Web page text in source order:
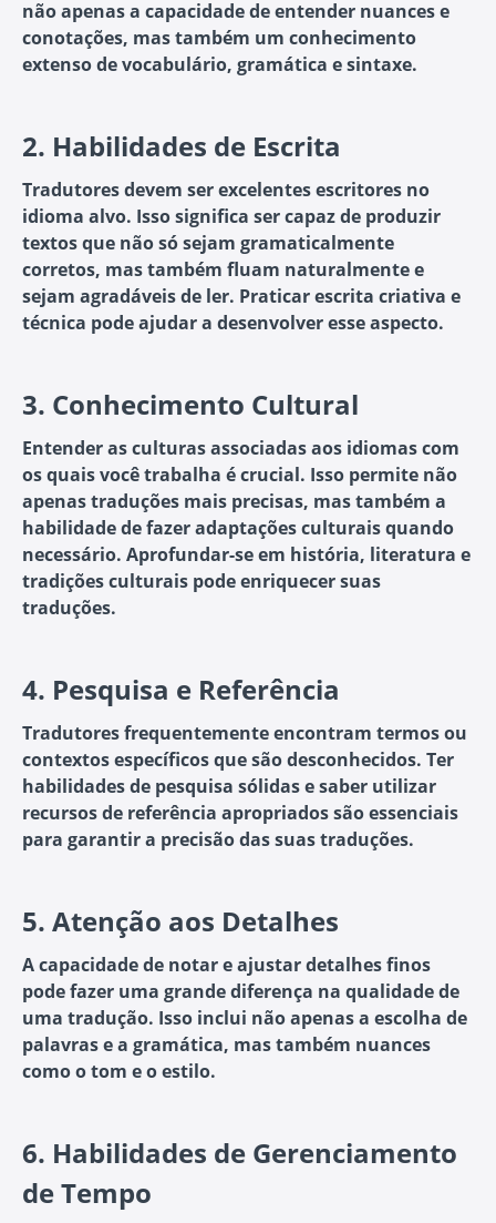
não apenas a capacidade de entender nuances e
conotações, mas também um conhecimento
extenso de vocabulário, gramática e sintaxe.
2. Habilidades de Escrita
Tradutores devem ser excelentes escritores no
idioma alvo. Isso significa ser capaz de produzir
textos que não só sejam gramaticalmente
corretos, mas também fluam naturalmente e
sejam agradáveis de ler. Praticar escrita criativa e
técnica pode ajudar a desenvolver esse aspecto.
3. Conhecimento Cultural
Entender as culturas associadas aos idiomas com
os quais você trabalha é crucial. Isso permite não
apenas traduções mais precisas, mas também a
habilidade de fazer adaptações culturais quando
necessário. Aprofundar-se em história, literatura e
tradições culturais pode enriquecer suas
traduções.
4. Pesquisa e Referência
Tradutores frequentemente encontram termos ou
contextos específicos que são desconhecidos. Ter
habilidades de pesquisa sólidas e saber utilizar
recursos de referência apropriados são essenciais
para garantir a precisão das suas traduções.
5. Atenção aos Detalhes
A capacidade de notar e ajustar detalhes finos
pode fazer uma grande diferença na qualidade de
uma tradução. Isso inclui não apenas a escolha de
palavras e a gramática, mas também nuances
como o tom e o estilo.
6. Habilidades de Gerenciamento
de Tempo